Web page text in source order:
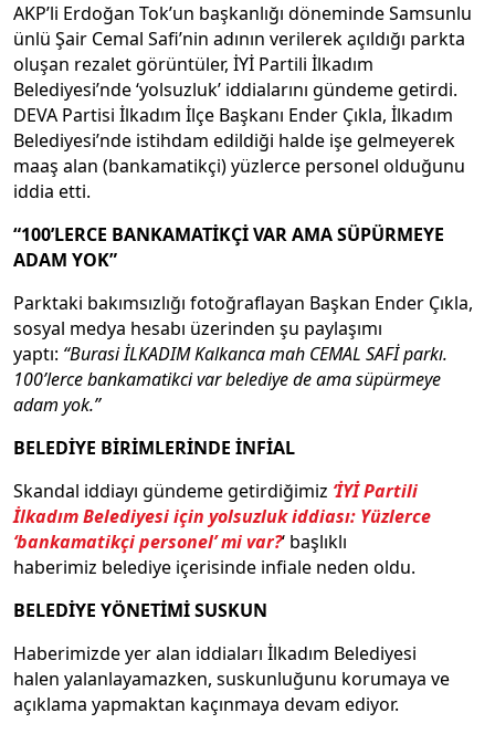
AKP’li Erdoğan Tok’un başkanlığı döneminde Samsunlu
ünlü Şair Cemal Safi’nin adının verilerek açıldığı parkta
oluşan rezalet görüntüler, İYİ Partili İlkadım
Belediyesi’nde ‘yolsuzluk’ iddialarını gündeme getirdi.
DEVA Partisi İlkadım İlçe Başkanı Ender Çıkla, İlkadım
Belediyesi’nde istihdam edildiği halde işe gelmeyerek
maaş alan (bankamatikçi) yüzlerce personel olduğunu
iddia etti.
“100’LERCE BANKAMATİKÇİ VAR AMA SÜPÜRMEYE
ADAM YOK”
Parktaki bakımsızlığı fotoğraflayan Başkan Ender Çıkla,
sosyal medya hesabı üzerinden şu paylaşımı
yaptı: “Burasi İLKADIM Kalkanca mah CEMAL SAFİ parkı.
100’lerce bankamatikci var belediye de ama süpürmeye
adam yok.”
BELEDİYE BİRİMLERİNDE İNFİAL
Skandal iddiayı gündeme getirdiğimiz ‘İYİ Partili
İlkadım Belediyesi için yolsuzluk iddiası: Yüzlerce
‘bankamatikçi personel’ mi var?‘ başlıklı
haberimiz belediye içerisinde infiale neden oldu.
BELEDİYE YÖNETİMİ SUSKUN
Haberimizde yer alan iddiaları İlkadım Belediyesi
halen yalanlayamazken, suskunluğunu korumaya ve
açıklama yapmaktan kaçınmaya devam ediyor.